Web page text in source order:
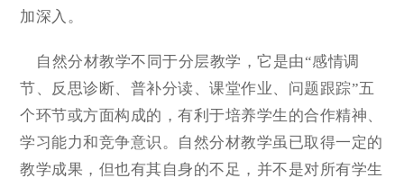
加深入。
自然分材教学不同于分层教学，它是由“感情调
节、反思诊断、普补分读、课堂作业、问题跟踪”五
个环节或方面构成的，有利于培养学生的合作精神、
学习能力和竞争意识。自然分材教学虽已取得一定的
教学成果，但也有其自身的不足，并不是对所有学生